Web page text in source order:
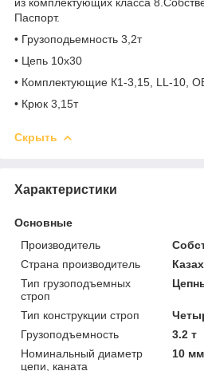
Паспорт.
• Грузоподьемность 3,2т
• Цепь 10х30
• Комплектующие К1-3,15, LL-10,
• Крюк 3,15т
Скрыть
Характеристики
Основные
Производитель
Страна производитель
Тип грузоподъемных
строп
Тип конструкции строп
Грузоподъемность
3.2 т
Номинальный диаметр
цепи, каната
10 мм